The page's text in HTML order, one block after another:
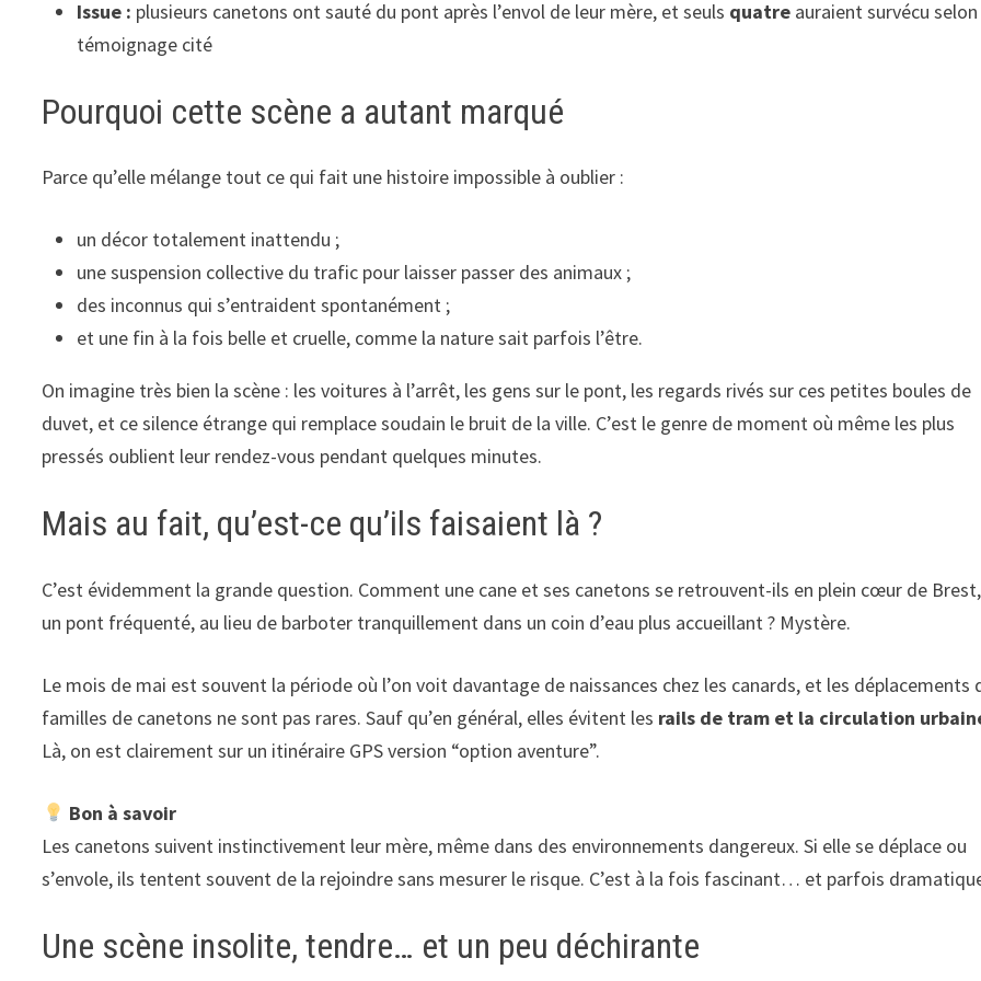
Issue : plusieurs canetons ont sauté du pont après l’envol de leur mère, et seuls quatre auraient survécu
témoignage cité
Pourquoi cette scène a autant marqué
Parce qu’elle mélange tout ce qui fait une histoire impossible à oublier :
un décor totalement inattendu ;
une suspension collective du trafic pour laisser passer des animaux ;
des inconnus qui s’entraident spontanément ;
et une fin à la fois belle et cruelle, comme la nature sait parfois l’être.
On imagine très bien la scène : les voitures à l’arrêt, les gens sur le pont, les regards rivés sur ces petites boules de
duvet, et ce silence étrange qui remplace soudain le bruit de la ville. C’est le genre de moment où même les plus
pressés oublient leur rendez-vous pendant quelques minutes.
Mais au fait, qu’est-ce qu’ils faisaient là ?
C’est évidemment la grande question. Comment une cane et ses canetons se retrouvent-ils en plein cœur de
un pont fréquenté, au lieu de barboter tranquillement dans un coin d’eau plus accueillant ? Mystère.
Le mois de mai est souvent la période où l’on voit davantage de naissances chez les canards, et les déplacements
familles de canetons ne sont pas rares. Sauf qu’en général, elles évitent les rails de tram et la circulation
Là, on est clairement sur un itinéraire GPS version “option aventure”.
Bon à savoir
Les canetons suivent instinctivement leur mère, même dans des environnements dangereux. Si elle se déplace ou
s’envole, ils tentent souvent de la rejoindre sans mesurer le risque. C’est à la fois fascinant… et parfois
Une scène insolite, tendre… et un peu déchirante